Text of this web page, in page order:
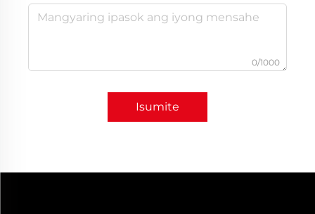
0/1000
Isumite